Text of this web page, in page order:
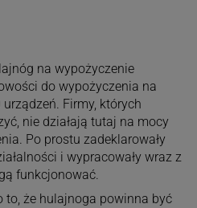
na wypożyczenie
do wypożyczenia na
Firmy, których
nie działają tutaj na mocy
Po prostu zadeklarowały
i wypracowały wraz z
funkcjonować.
to, że hulajnoga powinna być